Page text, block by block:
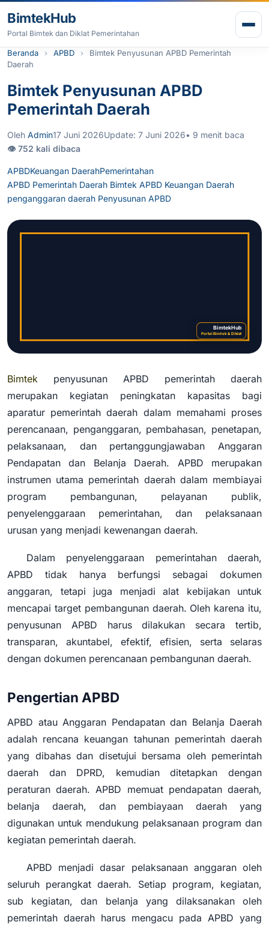
BimtekHub
Portal Bimtek dan Diklat Pemerintahan
Beranda APBD
Bimtek Penyusunan APBD Pemerintah
Daerah
Bimtek Penyusunan APBD
Pemerintah Daerah
Oleh Admin17 Juni 2026Update: 7 Juni 2026• 9 menit baca
👁 752 kali dibaca
APBDKeuangan DaerahPemerintahan
APBD Pemerintah Daerah Bimtek APBD Keuangan Daerah
penganggaran daerah Penyusunan APBD
Bimtek Penyusunan APBD
Pemerintah Daerah
BimtekHub
Portal Bimtek & Diklat
Bimtek
penyusunan APBD pemerintah daerah
merupakan kegiatan peningkatan kapasitas bagi
aparatur pemerintah daerah dalam memahami proses
perencanaan, penganggaran, pembahasan, penetapan,
pelaksanaan, dan pertanggungjawaban Anggaran
Pendapatan dan Belanja Daerah. APBD merupakan
instrumen utama pemerintah daerah dalam membiayai
program pembangunan, pelayanan publik,
penyelenggaraan pemerintahan, dan pelaksanaan
urusan yang menjadi kewenangan daerah.
Dalam penyelenggaraan pemerintahan daerah,
APBD tidak hanya berfungsi sebagai dokumen
anggaran, tetapi juga menjadi alat kebijakan untuk
mencapai target pembangunan daerah. Oleh karena itu,
penyusunan APBD harus dilakukan secara tertib,
transparan, akuntabel, efektif, efisien, serta selaras
dengan dokumen perencanaan pembangunan daerah.
Pengertian APBD
APBD atau Anggaran Pendapatan dan Belanja Daerah
adalah rencana keuangan tahunan pemerintah daerah
yang dibahas dan disetujui bersama oleh pemerintah
daerah dan DPRD, kemudian ditetapkan dengan
peraturan daerah. APBD memuat pendapatan daerah,
belanja daerah, dan pembiayaan daerah yang
digunakan untuk mendukung pelaksanaan program dan
kegiatan pemerintah daerah.
APBD menjadi dasar pelaksanaan anggaran oleh
seluruh perangkat daerah. Setiap program, kegiatan,
sub kegiatan, dan belanja yang dilaksanakan oleh
pemerintah daerah harus mengacu pada APBD yang